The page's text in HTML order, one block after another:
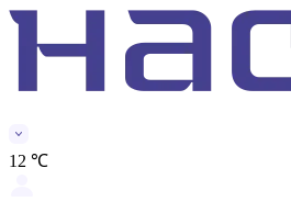
12 ℃